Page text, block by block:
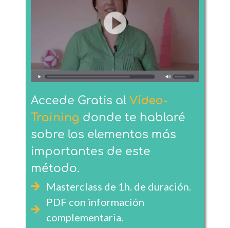
Accede Gratis al Vídeo-
Training donde te hablaré
sobre los elementos más
importantes de este
método.
Masterclass de 1h. de duración.
PDF con información
complementaria.